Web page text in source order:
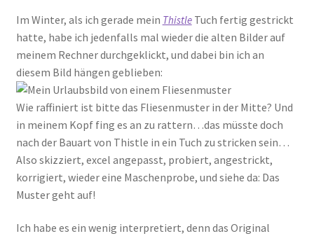
Im Winter, als ich gerade mein ThistleTuch fertig gestrickt
hatte, habe ich jedenfalls mal wieder die alten Bilder auf
meinem Rechner durchgeklickt, und dabei bin ich an
diesem Bild hängen geblieben:
Wie raffiniert ist bitte das Fliesenmuster in der Mitte? Und
in meinem Kopf fing es an zu rattern…das müsste doch
nach der Bauart von Thistle in ein Tuch zu stricken sein…
Also skizziert, excel angepasst, probiert, angestrickt,
korrigiert, wieder eine Maschenprobe, und siehe da: Das
Muster geht auf!
Ich habe es ein wenig interpretiert, denn das Original